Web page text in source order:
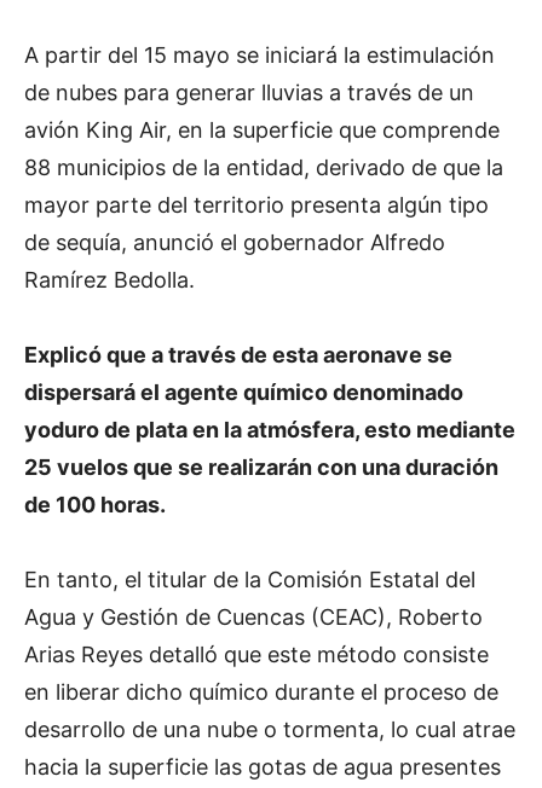
A partir del 15 mayo se iniciará la estimulación
de nubes para generar lluvias a través de un
avión King Air, en la superficie que comprende
88 municipios de la entidad, derivado de que la
mayor parte del territorio presenta algún tipo
de sequía, anunció el gobernador Alfredo
Ramírez Bedolla.
Explicó que a través de esta aeronave se
dispersará el agente químico denominado
yoduro de plata en la atmósfera, esto mediante
25 vuelos que se realizarán con una duración
de 100 horas.
En tanto, el titular de la Comisión Estatal del
Agua y Gestión de Cuencas (CEAC), Roberto
Arias Reyes detalló que este método consiste
en liberar dicho químico durante el proceso de
desarrollo de una nube o tormenta, lo cual atrae
hacia la superficie las gotas de agua presentes